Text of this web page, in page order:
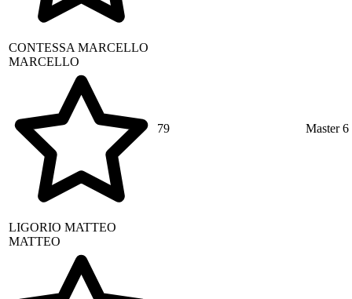
CONTESSA MARCELLO
MARCELLO
79 Master 6
LIGORIO MATTEO
MATTEO